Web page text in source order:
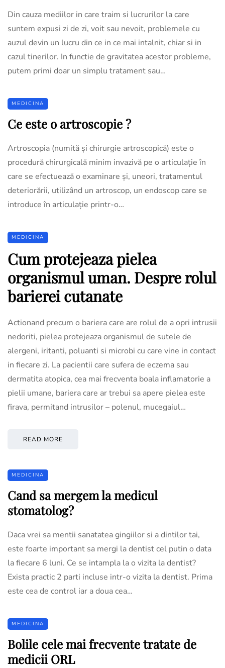
Din cauza mediilor in care traim si lucrurilor la care
suntem expusi zi de zi, voit sau nevoit, problemele cu
auzul devin un lucru din ce in ce mai intalnit, chiar si in
cazul tinerilor. In functie de gravitatea acestor probleme,
putem primi doar un simplu tratament sau…
MEDICINA
Ce este o artroscopie ?
Artroscopia (numită și chirurgie artroscopică) este o
procedură chirurgicală minim invazivă pe o articulație în
care se efectuează o examinare și, uneori, tratamentul
deteriorării, utilizând un artroscop, un endoscop care se
introduce în articulație printr-o…
MEDICINA
Cum protejeaza pielea
organismul uman. Despre rolul
barierei cutanate
Actionand precum o bariera care are rolul de a opri intrusii
nedoriti, pielea protejeaza organismul de sutele de
alergeni, iritanti, poluanti si microbi cu care vine in contact
in fiecare zi. La pacientii care sufera de eczema sau
dermatita atopica, cea mai frecventa boala inflamatorie a
pielii umane, bariera care ar trebui sa apere pielea este
firava, permitand intrusilor – polenul, mucegaiul…
READ MORE
MEDICINA
Cand sa mergem la medicul
stomatolog?
Daca vrei sa mentii sanatatea gingiilor si a dintilor tai,
este foarte important sa mergi la dentist cel putin o data
la fiecare 6 luni. Ce se intampla la o vizita la dentist?
Exista practic 2 parti incluse intr-o vizita la dentist. Prima
este cea de control iar a doua cea…
MEDICINA
Bolile cele mai frecvente tratate de
medicii ORL